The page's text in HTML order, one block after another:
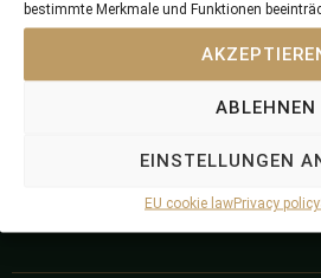
bestimmte Merkmale und Funktionen
ABLEHNEN
EINSTELLUNGEN
EU cookie lawPrivacy policy
Stauffenber
g